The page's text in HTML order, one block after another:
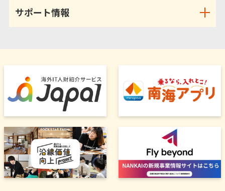
サポート情報